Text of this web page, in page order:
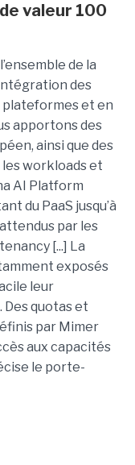
valeur 100
de la
des
plateformes et en
apportons des
ainsi que des
workloads et
AI Platform
du PaaS jusqu’à
par les
[...] La
exposés
leur
quotas et
par Mimer
aux capacités
le porte-